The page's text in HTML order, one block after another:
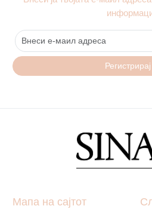
Мапа на сајтот